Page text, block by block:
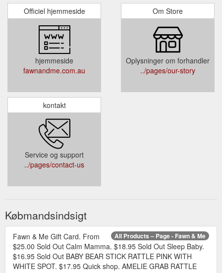
Officiel hjemmeside
hjemmeside
fawnandme.com.au
Om Store
Oplysninger om forhandler
../pages/our-story
kontakt
Service og support
../pages/contact-us
Købmandsindsigt
All Products – Page - Fawn & Me
Fawn & Me Gift Card. From
$25.00 Sold Out Calm Mamma. $18.95 Sold Out Sleep Baby.
$16.95 Sold Out BABY BEAR STICK RATTLE PINK WITH
WHITE SPOT. $17.95 Quick shop. AMELIE GRAB RATTLE